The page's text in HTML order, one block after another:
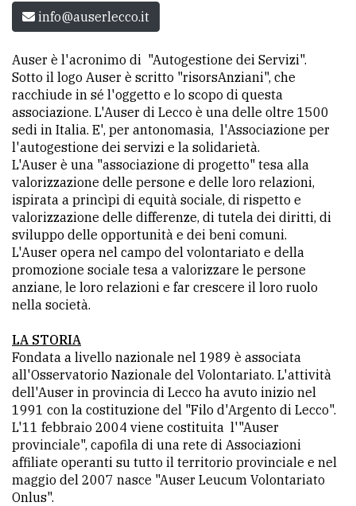
CERCA
Cerca
per
comune
Ricerca
avanzata
LE
ALTRE
TESTATE
PRIVACY
Privacy
policy
Cookie
policy
info@auserlecco.it
Auser è l'acronimo di "Autogestione dei Servizi".
Sotto il logo Auser è scritto "risorsAnziani", che
racchiude in sé l'oggetto e lo scopo di questa
associazione. L'Auser di Lecco è una delle oltre 1500
sedi in Italia. E', per antonomasia, l'Associazione per
l'autogestione dei servizi e la solidarietà.
L'Auser è una "associazione di progetto" tesa alla
valorizzazione delle persone e delle loro relazioni,
ispirata a princìpi di equità sociale, di rispetto e
valorizzazione delle differenze, di tutela dei diritti, di
sviluppo delle opportunità e dei beni comuni.
L'Auser opera nel campo del volontariato e della
promozione sociale tesa a valorizzare le persone
anziane, le loro relazioni e far crescere il loro ruolo
nella società.
LA STORIA
Fondata a livello nazionale nel 1989 è associata
all'Osservatorio Nazionale del Volontariato. L'attività
dell'Auser in provincia di Lecco ha avuto inizio nel
1991 con la costituzione del "Filo d'Argento di Lecco".
L'11 febbraio 2004 viene costituita l'"Auser
provinciale", capofila di una rete di Associazioni
affiliate operanti su tutto il territorio provinciale e nel
maggio del 2007 nasce "Auser Leucum Volontariato
Onlus".